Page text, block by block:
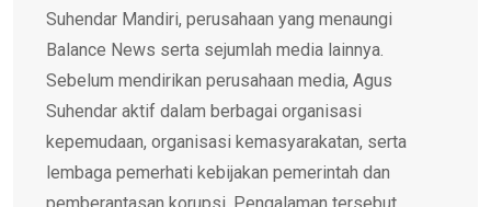
Suhendar Mandiri, perusahaan yang menaungi
Balance News serta sejumlah media lainnya.
Sebelum mendirikan perusahaan media, Agus
Suhendar aktif dalam berbagai organisasi
kepemudaan, organisasi kemasyarakatan, serta
lembaga pemerhati kebijakan pemerintah dan